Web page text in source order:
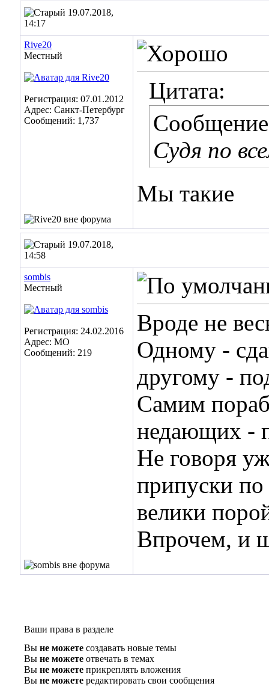
19.07.2018,
14:17
Rive20
Местный
Регистрация: 07.01.2012
Адрес: Санкт-Петербург
Сообщений: 1,737
Цитата:
Cудя по
Мы такие
19.07.2018,
14:58
sombis
Местный
Регистрация: 24.02.2016
Адрес: МО
Сообщений: 219
Вроде не
Одному -
другому -
Самим
недающих -
Не говоря
припуски
велики
Впрочем, и
Ваши права в разделе
Вы не можете создавать новые темы
Вы не можете отвечать в темах
Вы не можете прикреплять вложения
Вы не можете редактировать свои сообщения